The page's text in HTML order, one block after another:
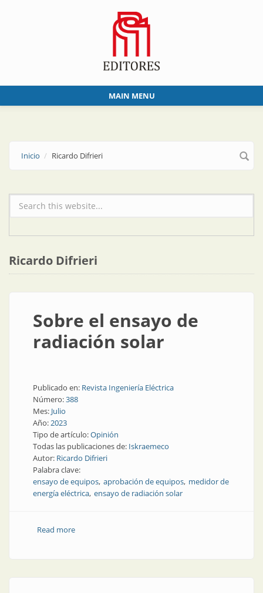
MAIN MENU
Inicio Ricardo Difrieri
Formulario de búsqueda
Ricardo Difrieri
Sobre el ensayo de
radiación solar
Publicado en: Revista Ingeniería Eléctrica
Número:388
Mes: Julio
Año:2023
Tipo de artículo:Opinión
Todas las publicaciones de: Iskraemeco
Autor: Ricardo Difrieri
Palabra clave:
ensayo de equipos aprobación de equipos medidor de
energía eléctrica ensayo de radiación solar
Read moreabout Sobre el ensayo de radiación solar